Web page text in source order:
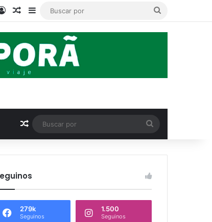
AccesoPublicación al azar
Barra lateral
Publicación al azar
por
279k
Seguinos
1.500
Seguinos